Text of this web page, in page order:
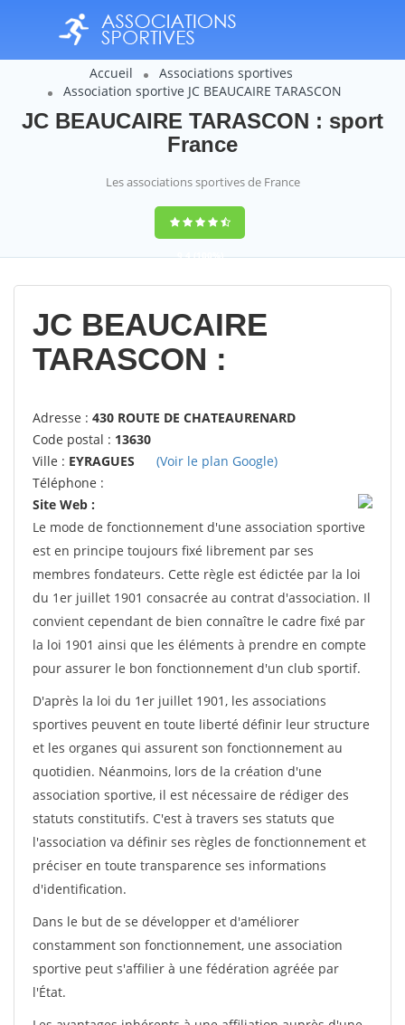
Accueil
Associations sportives
Association sportive JC BEAUCAIRE TARASCON
JC BEAUCAIRE TARASCON : sport
France
Les associations sportives de France
9,4(100%)
14358votes
JC BEAUCAIRE
TARASCON :
Adresse : 430 ROUTE DE CHATEAURENARD
Code postal : 13630
Ville : EYRAGUES
(Voir le plan Google)
Téléphone :
Site Web :
Le mode de fonctionnement d'une association sportive
est en principe toujours fixé librement par ses
membres fondateurs. Cette règle est édictée par la loi
du 1er juillet 1901 consacrée au contrat d'association. Il
convient cependant de bien connaître le cadre fixé par
la loi 1901 ainsi que les éléments à prendre en compte
pour assurer le bon fonctionnement d'un club sportif.
D'après la loi du 1er juillet 1901, les associations
sportives peuvent en toute liberté définir leur structure
et les organes qui assurent son fonctionnement au
quotidien. Néanmoins, lors de la création d'une
association sportive, il est nécessaire de rédiger des
statuts constitutifs. C'est à travers ses statuts que
l'association va définir ses règles de fonctionnement et
préciser en toute transparence ses informations
d'identification.
Dans le but de se développer et d'améliorer
constamment son fonctionnement, une association
sportive peut s'affilier à une fédération agréée par
l'État.